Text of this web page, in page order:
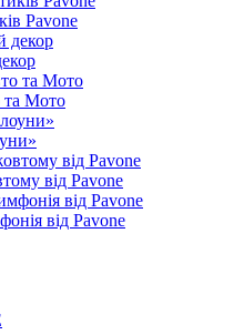
Pavone
та Мото
від Pavone
від Pavone